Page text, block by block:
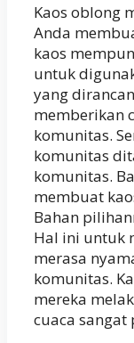
Kaos oblong
Anda
kaos
untuk
yang
memberikan
komunitas.
komunitas
komunitas.
membuat
Bahan
Hal ini untuk
merasa
komunitas.
mereka
cuaca sangat